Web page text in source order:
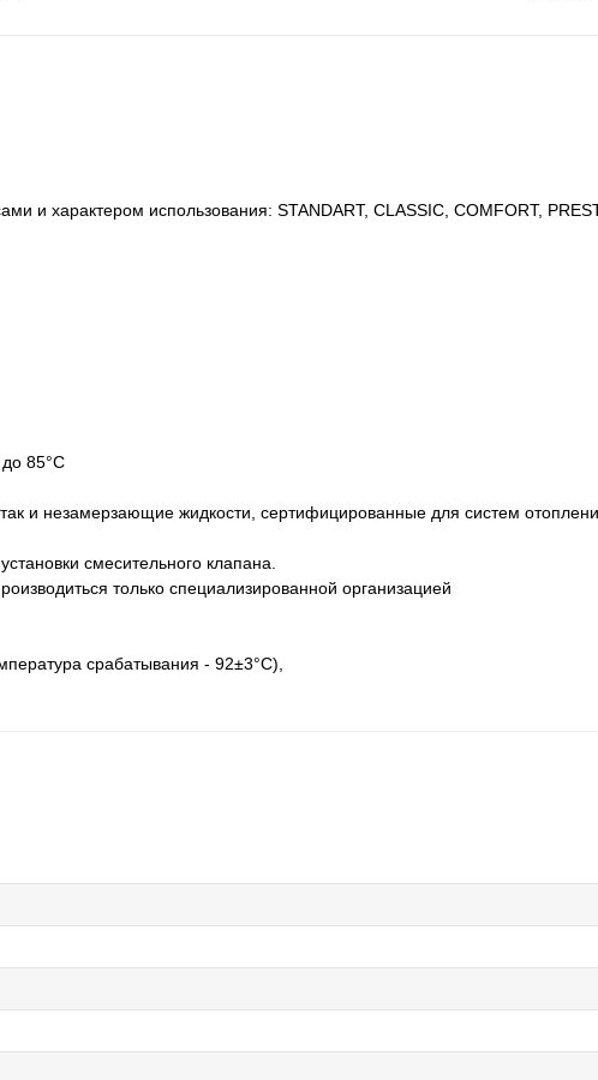
и характером использования: STANDART, CLASSIC, COMFORT,
до 85°С
так и незамерзающие жидкости, сертифицированные для систем
смесительного клапана.
только специализированной организацией
срабатывания - 92±3°C),